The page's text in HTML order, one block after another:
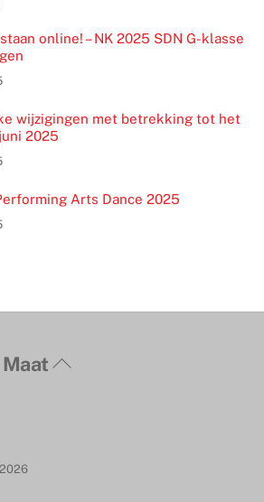
online! – NK 2025 SDN G-klasse
wijzigingen met betrekking tot het
2025
Arts Dance 2025
Terug
2026